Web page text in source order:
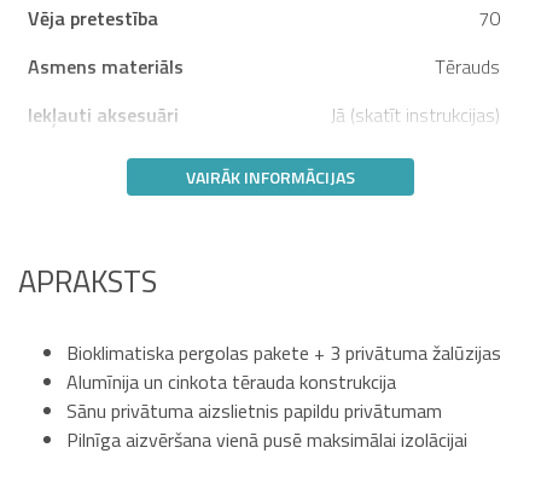
Vēja pretestība
70
Asmens materiāls
Tērauds
Iekļauti aksesuāri
Jā (skatīt instrukcijas)
VAIRĀK INFORMĀCIJAS
APRAKSTS
Bioklimatiska pergolas pakete + 3 privātuma žalūzijas
Alumīnija un cinkota tērauda konstrukcija
Sānu privātuma aizslietnis papildu privātumam
Pilnīga aizvēršana vienā pusē maksimālai izolācijai